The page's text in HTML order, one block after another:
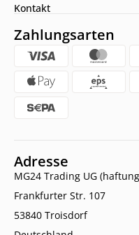
Kontakt
Zahlungsarten
Adresse
MG24 Trading UG
Frankfurter Str. 107
53840 Troisdorf